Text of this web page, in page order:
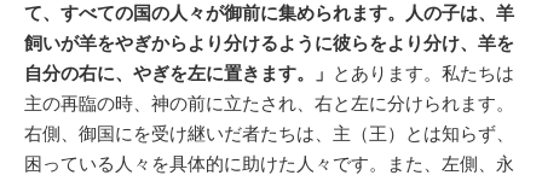
て、すべての国の人々が御前に集められます。人の子は、羊
飼いが羊をやぎからより分けるように彼らをより分け、羊を
自分の右に、やぎを左に置きます。」 とあります。私たちは
主の再臨の時、神の前に立たされ、右と左に分けられます。
右側、御国にを受け継いだ者たちは、主（王）とは知らず、
困っている人々を具体的に助けた人々です。また、左側、永